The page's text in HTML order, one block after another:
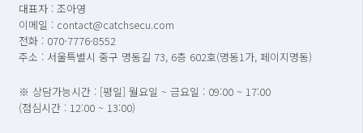
대표자 : 조아영
이메일 : contact@catchsecu.com
전화 : 070-7776-8552
주소 : 서울특별시 중구 명동길 73, 6층 602호(명동1가, 페이지명동)
※ 상담가능시간 : [평일] 월요일 ~ 금요일 : 09:00 ~ 17:00
(점심시간 : 12:00 ~ 13:00)